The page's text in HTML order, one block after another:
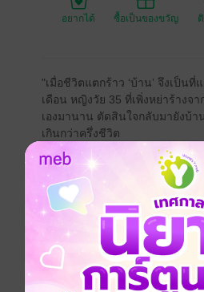
อยากได้ ซื้อเป็นของขวัญ
"เมื่อชีวิตแตกร้าว ‘บ้าน’ จึงเป็นที่
เดือน หญิงวัย 35 ที่เพิ่งหย่าร้างจ
เองมานาน ตัดสินใจกลับมายังบ้า
เกินกว่าครึ่งชีวิต
บ้านไม้ครึ่งปูนที่เงียบงันหลังนั้น เ
หัวเราะ รอยเท้า และน้ำตาเมื่อครั้
แต่สิ่งที่เธอไม่เคยรู้
คือในความเงียบเหล่านั้น กำลังซ่อ
ที่ไม่เคยถูกพูดถึง
จดหมายเก่าในห้องเก็บของ
ฝันซ้ำ ๆ ของเด็กหญิงผมเปีย
หลุมศพไร้ชื่อหลังวัด
และบันทึกที่เขียนด้วยลายมือแม่